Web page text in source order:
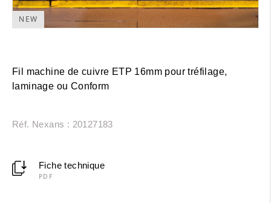
NEW
Fil machine de cuivre ETP 16mm pour tréfilage,
laminage ou Conform
Réf. Nexans : 20127183
Fiche technique
PDF